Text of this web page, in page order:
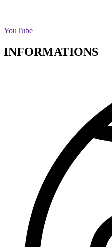
YouTube
INFORMATIONS